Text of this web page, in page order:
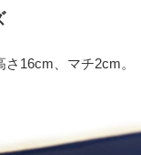
16cm、マチ2cm。